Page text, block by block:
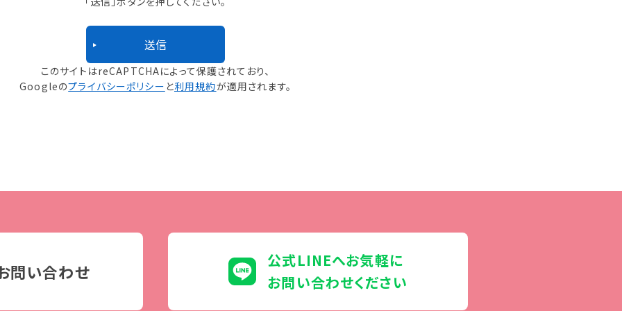
このサイトはreCAPTCHAによって保護されており、
Googleのプライバシーポリシー と利用規約が適用されます。
問い合わせ
公式LINEへお気軽に
お問い合わせください